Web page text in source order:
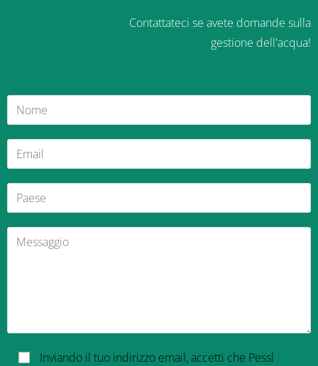
Contattateci se avete domande sulla
gestione dell'acqua!
Inviando il tuo indirizzo email, accetti che Pessl